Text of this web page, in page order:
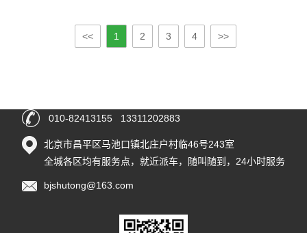
<< 1 2 3 4 >>
010-82413155 13311202883
北京市昌平区马池口镇北庄户村临46号243室
全城各区均有服务点，就近派车，随叫随到，24小时服务
bjshutong@163.com